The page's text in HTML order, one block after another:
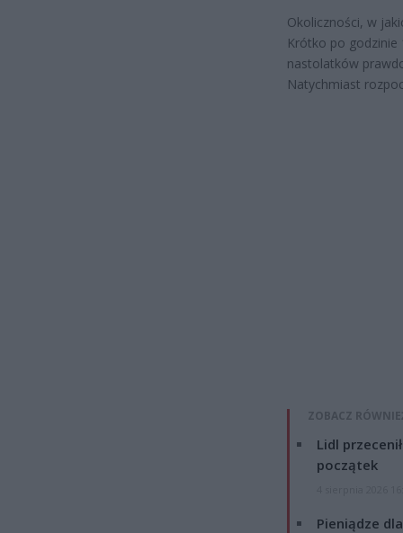
Okoliczności, w
Krótko po godzinie
nastolatków
Natychmiast
ZOBACZ
Lidl
początek
Pieniądze